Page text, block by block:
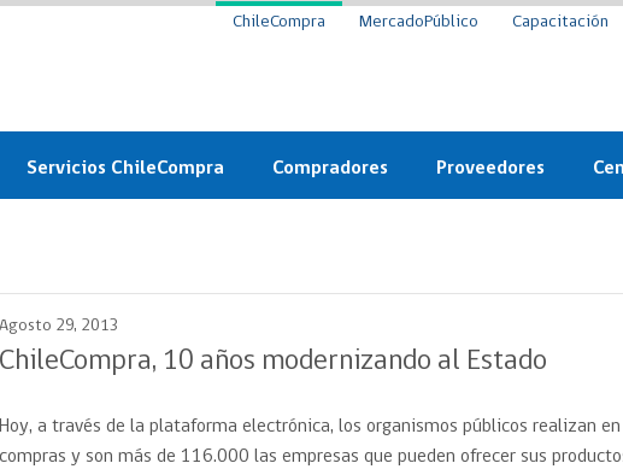
ChileCompra MercadoPúblico Capacitación
Servicios ChileCompra
ChileCompra
Eficiencia
Gratis y en línea
Compradores
Circular
Compra Ágil
Bases Tipo de Licitación
Proveedores
Bases Tipo
Agosto 29, 2013
ChileCompra, 10 años modernizando al Estado
Hoy, a través de la plataforma electrónica, los organismos públicos realizan
compras y son más de 116.000 las empresas que pueden ofrecer sus